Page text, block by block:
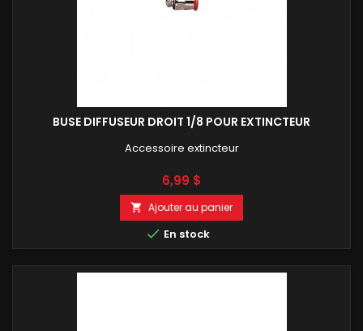
BUSE DIFFUSEUR DROIT 1/8 POUR EXTINCTEUR
Accessoire extincteur
Prix
6,99 $
 Ajouter au panier
 En stock